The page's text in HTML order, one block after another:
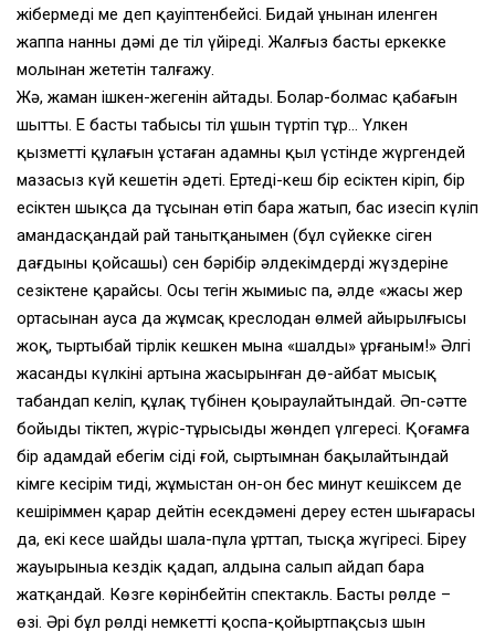
жібермеді ме деп қауіптенбейсің. Бидай ұнынан иленген
жаппа нанның дәмі де тіл үйіреді. Жалғыз басты еркекке
молынан жететін талғажу.
Жә, жаман ішкен-жегенін айтады. Болар-болмас қабағын
шытты. Ең басты табысы тіл ұшын түртіп тұр… Үлкен
қызметтің құлағын ұстаған адамның қыл үстінде жүргендей
мазасыз күй кешетін әдеті. Ертеңді-кеш бір есіктен кіріп, бір
есіктен шықсаң да тұсыңнан өтіп бара жатып, бас изесіп күліп
амандасқандай рай танытқанымен (бұл сүйекке сіңген
дағдыны қойсаңшы) сен бәрібір әлдекімдердің жүздеріне
сезіктене қарайсың. Осы тегін жымиыс па, әлде «жасы жер
ортасынан ауса да жұмсақ креслодан өлмей айырылғысы
жоқ, тыртыңбай тірлік кешкен мына «шалды» ұрғаным!» Әлгі
жасанды күлкінің артына жасырынған дөң-айбат мысық
табандап келіп, құлақ түбінен қоңыраулайтындай. Әп-сәтте
бойыңды тіктеп, жүріс-тұрысыңды жөндеп үлгересің. Қоғамға
бір адамдай еңбегім сіңді ғой, сыртымнан бақылайтындай
кімге кесірім тиді, жұмыстан он-он бес минут кешіксем де
кешіріммен қарар дейтін есекдәмені дереу естен шығарасың
да, екі кесе шайды шала-пұла ұрттап, тысқа жүгіресің. Біреу
жауырыныңа кездік қадап, алдына салып айдап бара
жатқандай. Көзге көрінбейтін спектакль. Басты рөлде –
өзің. Әрі бұл рөлді немкетті қоспа-қойыртпақсыз шын